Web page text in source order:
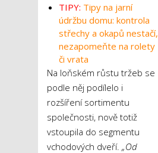
TIPY: Tipy na jarní
údržbu domu: kontrola
střechy a okapů nestačí,
nezapomeňte na rolety
či vrata
Na loňském růstu tržeb se
podle něj podílelo i
rozšíření sortimentu
společnosti, nově totiž
vstoupila do segmentu
vchodových dveří. „Od